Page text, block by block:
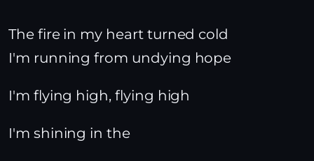
The fire in my heart turned cold
I'm running from undying hope
I'm flying high, flying high
I'm shining in the